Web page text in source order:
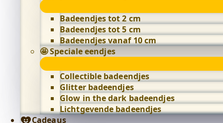
Badeendjes tot 2 cm
Badeendjes tot 5 cm
Badeendjes vanaf 10 cm
🤩 Speciale eendjes
Collectible badeendjes
Glitter badeendjes
Glow in the dark badeendjes
Lichtgevende badeendjes
Cadeaus